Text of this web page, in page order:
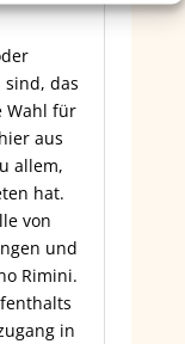
sind, das
Wahl für
aus
allem,
hat.
von
und
Rimini.
in